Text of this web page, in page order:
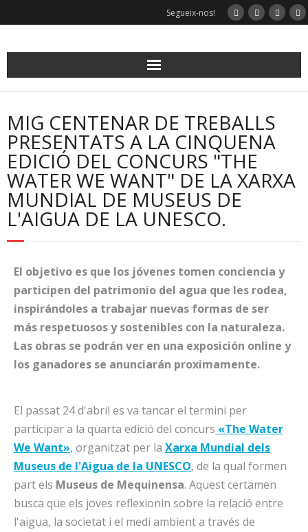
Segueix-nos!
MIG CENTENAR DE TREBALLS
PRESENTATS A LA CINQUENA
EDICIÓ DEL CONCURS "THE
WATER WE WANT" DE LA XARXA
MUNDIAL DE MUSEUS DE
L'AIGUA DE LA UNESCO.
El objetivo es que los jóvenes tomen conciencia y
participen del patrimonio del agua que les rodea,
inspirándoles a trabajar nuevas formas de ser
más respetuosos y sostenibles con la naturaleza.
Las obras se podrán ver en una exposición online y
los ganadores se anunciarán proximamente.
El passat 24 d'abril es va tancar el termini per
participar a la quarta edició del concurs «The Water
We Want», organitzat per la Xarxa Mundial dels
Museus de l'Aigua de la UNESCO, de la qual formen
part els Museus de Mequinensa. Aquest certamen
busca que els joves reflexionin sobre la relació entre
l'aigua, la societat i el medi ambient a través de